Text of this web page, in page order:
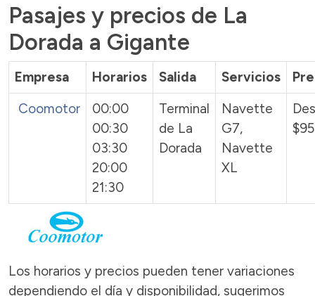
Pasajes y precios de La
Dorada a Gigante
Empresa Horarios Salida Servicios
Coomotor
00:00
00:30
03:30
20:00
21:30
Terminal
de La
Dorada
Navette
G7,
Navette
XL
Los horarios y precios pueden tener variaciones
dependiendo el día y disponibilidad, sugerimos